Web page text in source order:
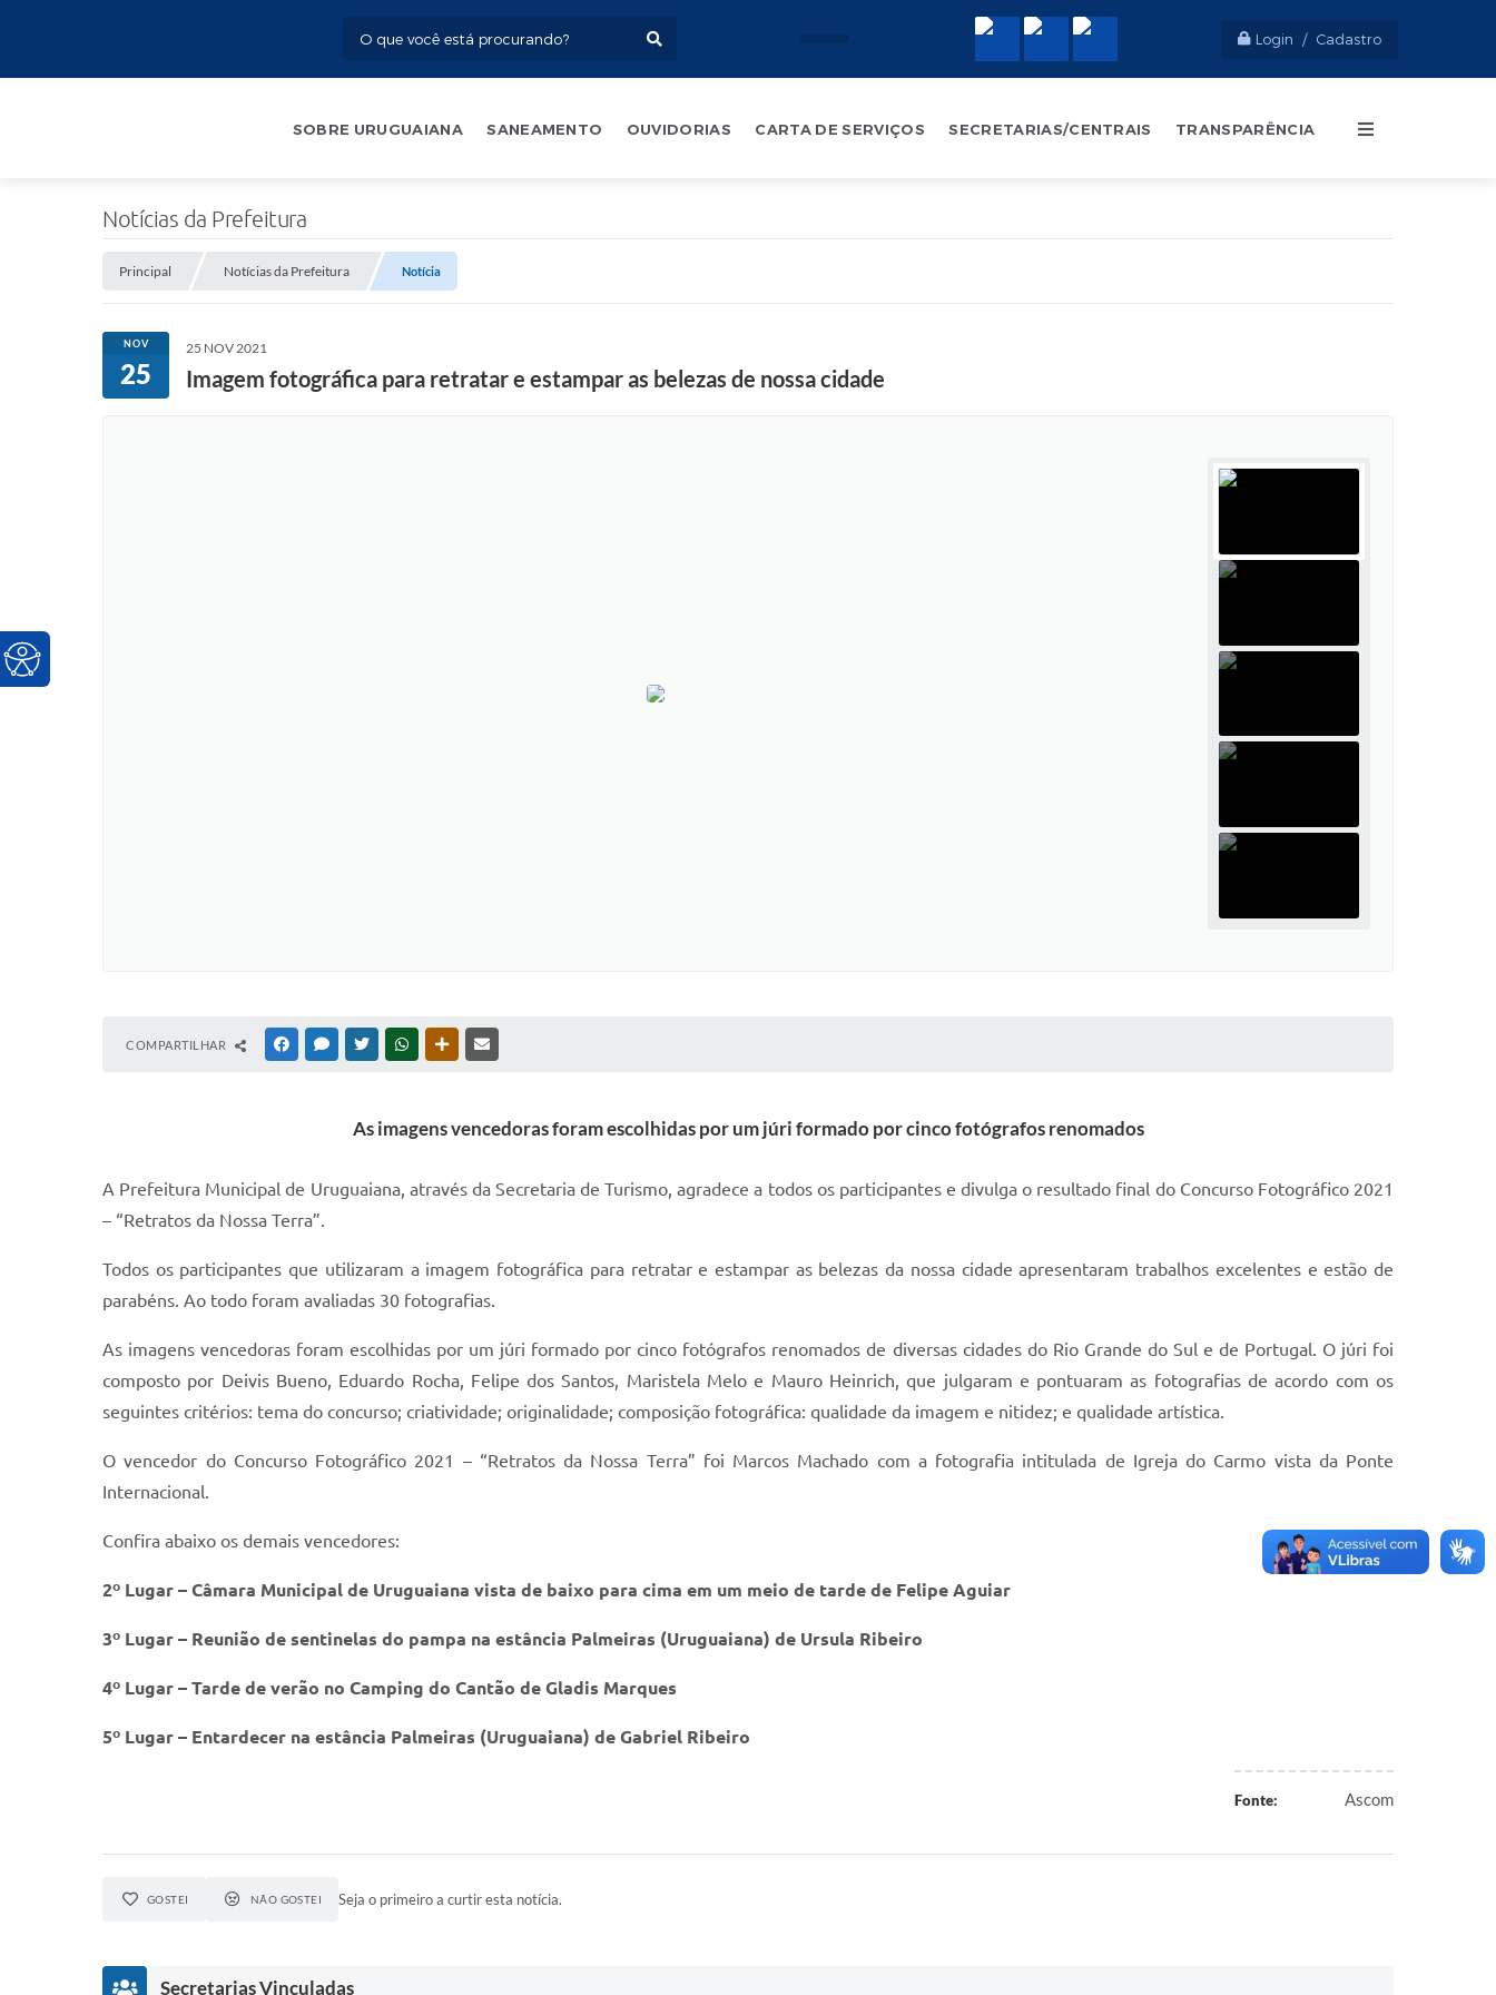
Login / Cadastro
SOBRE URUGUAIANA SANEAMENTO OUVIDORIAS CARTA DE SERVIÇOS SECRETARIAS/CENTRAIS TRANSPARÊNCIA
Notícias da Prefeitura
Principal Notícias da Prefeitura Notícia
NOV
25
25 NOV 2021
Imagem fotográfica para retratar e estampar as belezas de nossa cidade
COMPARTILHAR FACEBOOKMESSENGER
TWITTERWHATSAPPOUTRAS MÍDIAS
As imagens vencedoras foram escolhidas por um júri formado por cinco fotógrafos renomados
A Prefeitura Municipal de Uruguaiana, através da Secretaria de Turismo, agradece a todos os participantes e divulga o resultado final do Concurso Fotográfico 2021
– “Retratos da Nossa Terra”.
Todos os participantes que utilizaram a imagem fotográfica para retratar e estampar as belezas da nossa cidade apresentaram trabalhos excelentes e estão de
parabéns. Ao todo foram avaliadas 30 fotografias.
As imagens vencedoras foram escolhidas por um júri formado por cinco fotógrafos renomados de diversas cidades do Rio Grande do Sul e de Portugal. O júri foi
composto por Deivis Bueno, Eduardo Rocha, Felipe dos Santos, Maristela Melo e Mauro Heinrich, que julgaram e pontuaram as fotografias de acordo com os
seguintes critérios: tema do concurso; criatividade; originalidade; composição fotográfica: qualidade da imagem e nitidez; e qualidade artística.
O vencedor do Concurso Fotográfico 2021 – “Retratos da Nossa Terra” foi Marcos Machado com a fotografia intitulada de Igreja do Carmo vista da Ponte
Internacional.
Confira abaixo os demais vencedores:
2º Lugar – Câmara Municipal de Uruguaiana vista de baixo para cima em um meio de tarde de Felipe Aguiar
3º Lugar – Reunião de sentinelas do pampa na estância Palmeiras (Uruguaiana) de Ursula Ribeiro
4º Lugar – Tarde de verão no Camping do Cantão de Gladis Marques
5º Lugar – Entardecer na estância Palmeiras (Uruguaiana) de Gabriel Ribeiro
Fonte: Ascom
GOSTEI NÃO GOSTEI Seja o primeiro a curtir esta notícia.
Secretarias Vinculadas